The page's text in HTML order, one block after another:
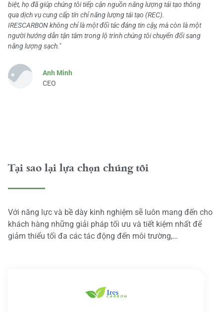
biệt, họ đã giúp chúng tôi tiếp cận nguồn năng lượng tái tạo thông
qua dịch vụ cung cấp tín chỉ năng lượng tái tạo (REC).
IRESCARBON không chỉ là một đối tác đáng tin cậy, mà còn là một
người hướng dẫn tận tâm trong lộ trình chúng tôi chuyển đổi sang
năng lượng sạch."
Anh Minh
CEO
Tại sao lại lựa chọn chúng tôi
Với năng lực và bề dày kinh nghiệm sẽ luôn mang đến cho
khách hàng những giải pháp tối ưu và tiết kiệm nhất để
giảm thiểu tối đa các tác động đến môi trường,…